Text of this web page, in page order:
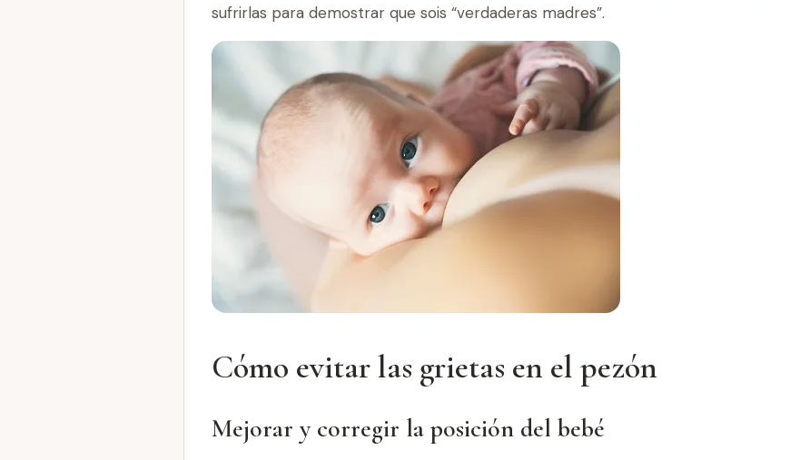
sufrirlas para demostrar que sois “verdaderas madres”.
Cómo evitar las grietas en el pezón
Mejorar y corregir la posición del bebé